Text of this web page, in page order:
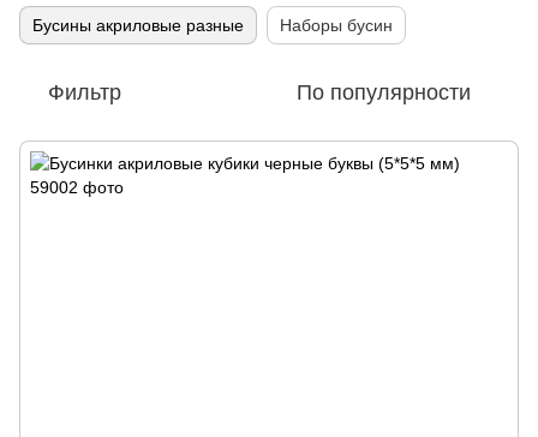
Бусины акриловые разные Наборы бусин
Фильтр По популярности